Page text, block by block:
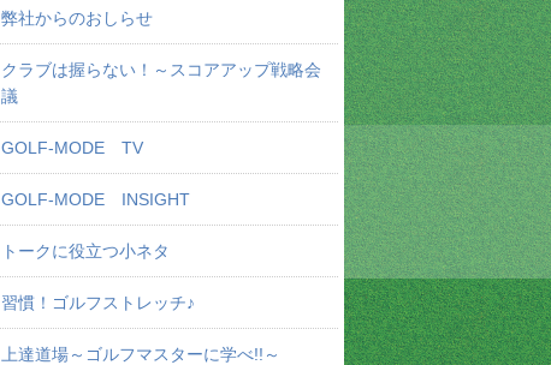
弊社からのおしらせ
クラブは握らない！～スコアアップ戦略会
議
GOLF-MODE TV
GOLF-MODE INSIGHT
トークに役立つ小ネタ
習慣！ゴルフストレッチ♪
上達道場～ゴルフマスターに学べ!!～